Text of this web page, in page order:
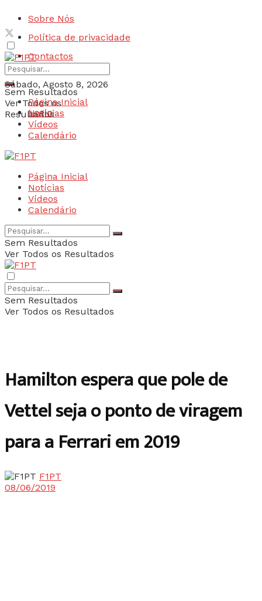
Sobre Nós
Política de privacidade
Contactos
Sábado, Agosto 8, 2026
Login
Sem Resultados
Ver Todos os
Resultados
Página Inicial
Notícias
Vídeos
Calendário
Página Inicial
Notícias
Vídeos
Calendário
Sem Resultados
Ver Todos os Resultados
Sem Resultados
Ver Todos os Resultados
Hamilton espera que pole de
Vettel seja o ponto de viragem
para a Ferrari em 2019
F1PT
08/06/2019